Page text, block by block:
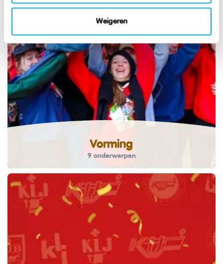
Weigeren
Vorming
9 onderwerpen